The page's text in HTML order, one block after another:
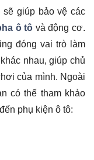
giúp bảo vệ các
ô tô và động cơ.
đóng vai trò làm
nhau, giúp chủ
của mình. Ngoài
có thể tham khảo
phụ kiện ô tô: